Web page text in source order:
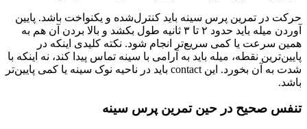
حرکت در تمرین پرس سینه باید کنترل‌شده و یکنواخت باشد. پایین
آوردن میله باید حدود ۲ تا ۳ ثانیه طول بکشد و بالا بردن آن هم به
همین سرعت یا کمی سریع‌تر انجام شود. نکته کلیدی اینکه در
پایین‌ترین نقطه، میله باید به آرامی با سینه تماس پیدا کند، نه اینکه با
شدت به آن بخورد. این contact باید در ناحیه نوک سینه یا کمی پایین‌تر
باشد.
تنفس صحیح در حین تمرین پرس سینه